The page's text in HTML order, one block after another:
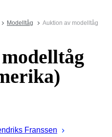
Modelltåg
Auktion av modelltåg
Franssen